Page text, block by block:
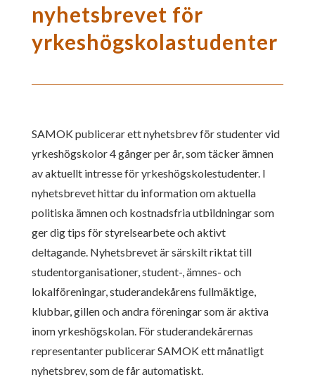
nyhetsbrevet för
yrkeshögskolastudenter
SAMOK publicerar ett nyhetsbrev för studenter vid
yrkeshögskolor 4 gånger per år, som täcker ämnen
av aktuellt intresse för yrkeshögskolestudenter. I
nyhetsbrevet hittar du information om aktuella
politiska ämnen och kostnadsfria utbildningar som
ger dig tips för styrelsearbete och aktivt
deltagande. Nyhetsbrevet är särskilt riktat till
studentorganisationer, student-, ämnes- och
lokalföreningar, studerandekårens fullmäktige,
klubbar, gillen och andra föreningar som är aktiva
inom yrkeshögskolan. För studerandekårernas
representanter publicerar SAMOK ett månatligt
nyhetsbrev, som de får automatiskt.